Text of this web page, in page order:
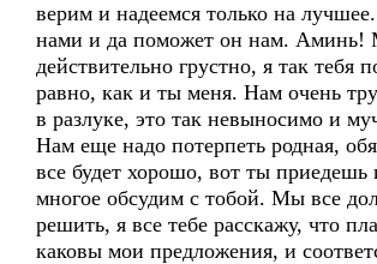
верим и надеемся только на
нами и да поможет он нам. Аминь!
действительно грустно, я так тебя
равно, как и ты меня. Нам очень
в разлуке, это так невыносимо и
Нам еще надо потерпеть родная,
все будет хорошо, вот ты
многое обсудим с тобой. Мы все
решить, я все тебе расскажу, что
каковы мои предложения, и